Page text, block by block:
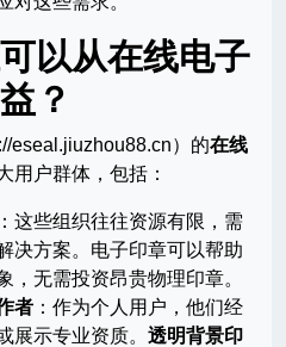
以从在线电子
？
eseal.jiuzhou88.cn）的在线
用户群体，包括：
：这些组织往往资源有限，需
决方案。电子印章可以帮助
，无需投资昂贵物理印章。
者 ：作为个人用户，他们经
展示专业资质。 透明背景印